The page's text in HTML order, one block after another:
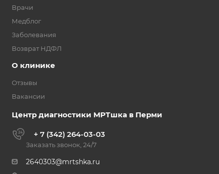
Врачи
Медблог
Заболевания
Возврат НДФЛ
О клинике
Отзывы
Вакансии
Центр диагностики МРТшка в Перми
+ 7 (342) 264-03-03
Заказать звонок, 24/7
2640303@mrtshka.ru